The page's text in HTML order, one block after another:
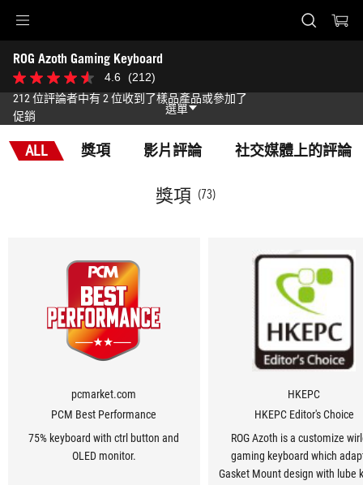
Accessibility links
Skip to content
Accessibility Help
Skip to Menu
ASUS Footer
ROG Azoth Gaming Keyboard
-
獎
項
4.6 (212)
4.6
星，
共
5
212
條
212 位評論者中有 2 位收到了樣品產品或參加了
促銷
選單
功能
ALL 獎項 影片評論 社交媒體上的評論
獎項 (73)
pcmarket.com
PCM Best Performance
75% keyboard with ctrl button and
OLED monitor.
HKEPC
HKEPC Editor's Choice
ROG Azoth is a customize
gaming keyboard which
Gasket Mount design with lube